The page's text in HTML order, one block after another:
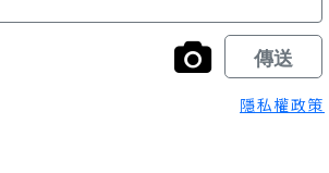
隱私權政策